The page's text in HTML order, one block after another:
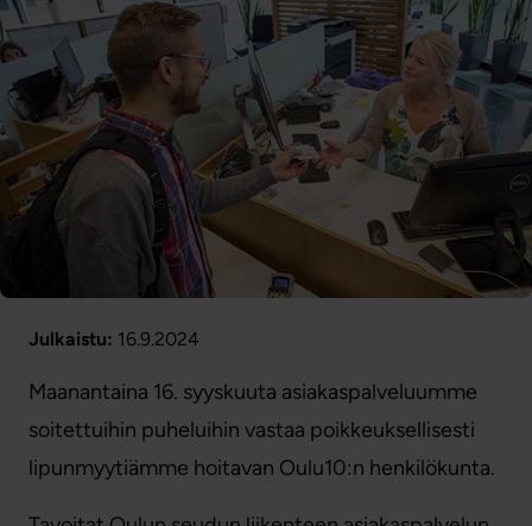
Julkaistu: 16.9.2024
Maanantaina 16. syyskuuta asiakaspalveluumme
soitettuihin puheluihin vastaa poikkeuksellisesti
lipunmyytiämme hoitavan Oulu10:n henkilökunta.